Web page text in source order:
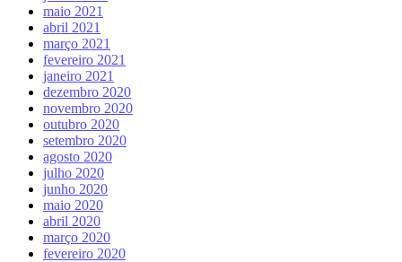
maio 2021
abril 2021
março 2021
fevereiro 2021
janeiro 2021
dezembro 2020
novembro 2020
outubro 2020
setembro 2020
agosto 2020
julho 2020
junho 2020
maio 2020
abril 2020
março 2020
fevereiro 2020